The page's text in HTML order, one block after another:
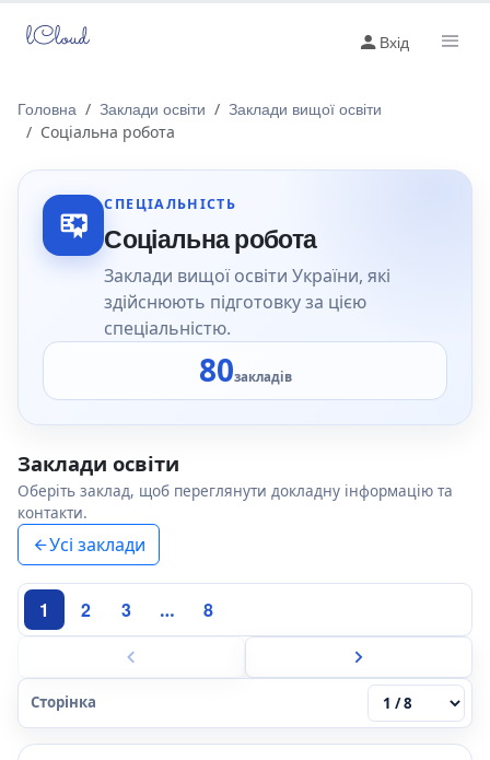
lCloud Вхід
Головна Заклади освіти Заклади вищої освіти
Соціальна робота
СПЕЦІАЛЬНІСТЬ
Соціальна робота
Заклади вищої освіти України, які
здійснюють підготовку за цією
спеціальністю.
80закладів
Заклади освіти
Оберіть заклад, щоб переглянути докладну інформацію та
контакти.
Усі заклади
1 2 3 … 8
Сторінка